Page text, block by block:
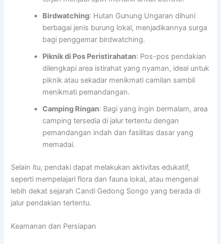
Birdwatching: Hutan Gunung Ungaran dihuni
berbagai jenis burung lokal, menjadikannya surga
bagi penggemar birdwatching.
Piknik di Pos Peristirahatan: Pos-pos pendakian
dilengkapi area istirahat yang nyaman, ideal untuk
piknik atau sekadar menikmati camilan sambil
menikmati pemandangan.
Camping Ringan: Bagi yang ingin bermalam, area
camping tersedia di jalur tertentu dengan
pemandangan indah dan fasilitas dasar yang
memadai.
Selain itu, pendaki dapat melakukan aktivitas edukatif,
seperti mempelajari flora dan fauna lokal, atau mengenal
lebih dekat sejarah Candi Gedong Songo yang berada di
jalur pendakian tertentu.
Keamanan dan Persiapan